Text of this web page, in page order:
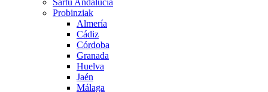
Sartu Andalucía
Probinziak
Almería
Cádiz
Córdoba
Granada
Huelva
Jaén
Málaga